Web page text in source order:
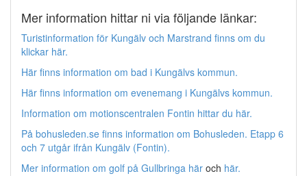
Mer information hittar ni via följande länkar:
Turistinformation för Kungälv och Marstrand finns om du
klickar här.
Här finns information om bad i Kungälvs kommun.
Här finns information om evenemang i Kungälvs kommun.
Information om motionscentralen Fontin hittar du här.
På bohusleden.se finns information om Bohusleden. Etapp 6
och 7 utgår ifrån Kungälv (Fontin).
Mer information om golf på Gullbringa här och här.